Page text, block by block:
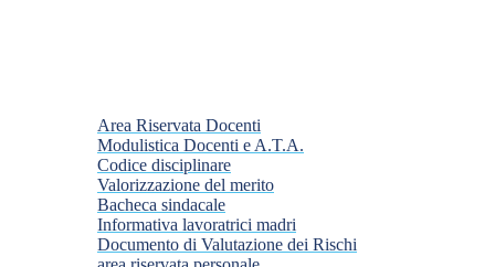
Area Riservata Docenti
Modulistica Docenti e A.T.A.
Codice disciplinare
Valorizzazione del merito
Bacheca sindacale
Informativa lavoratrici madri
Documento di Valutazione dei Rischi